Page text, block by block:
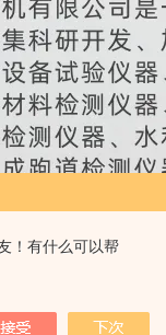
！有什么可以帮